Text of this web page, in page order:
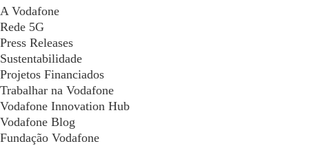
A Vodafone
Rede 5G
Press Releases
Sustentabilidade
Projetos Financiados
Trabalhar na Vodafone
Vodafone Innovation Hub
Vodafone Blog
Fundação Vodafone